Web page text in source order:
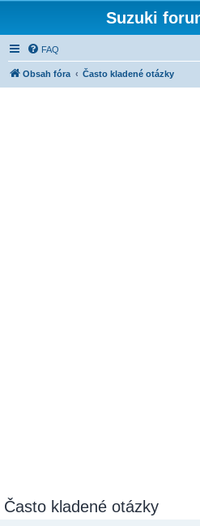
Suzuki
FAQ
Obsah fóra Často kladené otázky
Často kladené otázky